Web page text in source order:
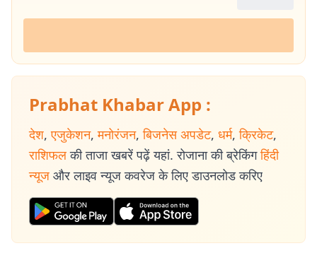
Prabhat Khabar App :
देश, एजुकेशन, मनोरंजन, बिजनेस अपडेट, धर्म, क्रिकेट,
राशिफल की ताजा खबरें पढ़ें यहां. रोजाना की ब्रेकिंग हिंदी
न्यूज और लाइव न्यूज कवरेज के लिए डाउनलोड करिए